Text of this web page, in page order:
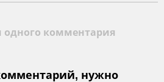
одного комментария
нужно